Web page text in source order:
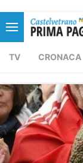
TV CRONACA